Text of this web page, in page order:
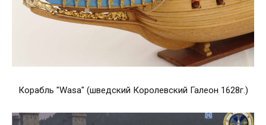
Корабль "Wasa" (шведский Королевский Галеон 1628г.)